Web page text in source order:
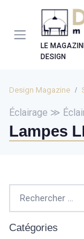
LE
DESIGN
Design Magazine
Éclairage ≫
Lampes
Catégories
Panneau de